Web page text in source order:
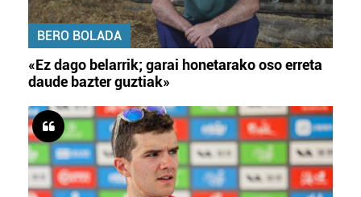
BERO BOLADA
«Ez dago belarrik; garai honetarako oso erreta
daude bazter guztiak»